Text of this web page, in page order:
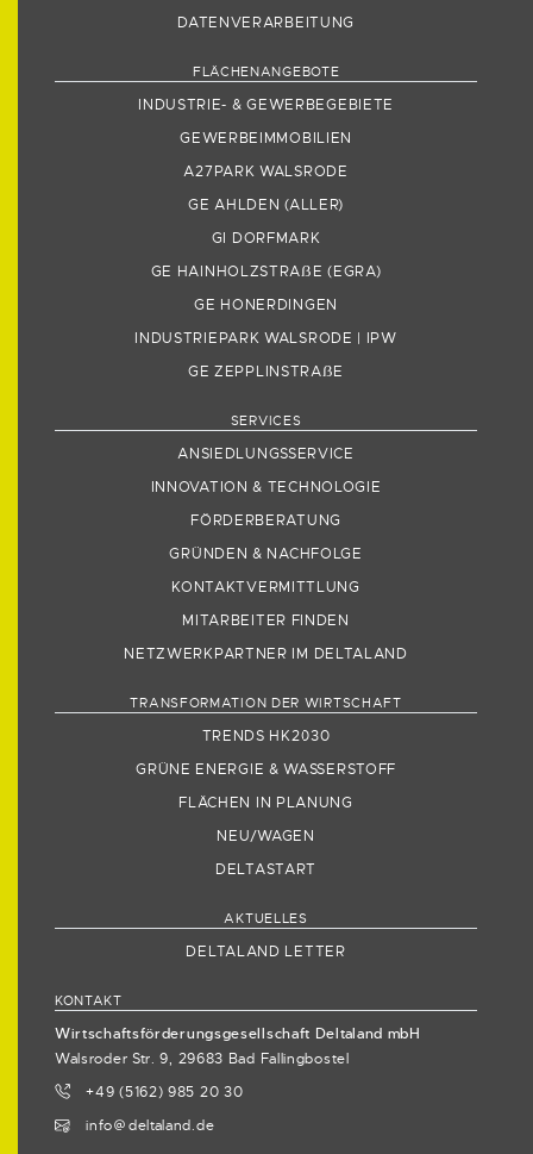
DATENVERARBEITUNG
FLÄCHENANGEBOTE
INDUSTRIE- & GEWERBEGEBIETE
GEWERBEIMMOBILIEN
A27PARK WALSRODE
GE AHLDEN (ALLER)
GI DORFMARK
GE HAINHOLZSTRAẞE (EGRA)
GE HONERDINGEN
INDUSTRIEPARK WALSRODE | IPW
GE ZEPPLINSTRAẞE
SERVICES
ANSIEDLUNGSSERVICE
INNOVATION & TECHNOLOGIE
FÖRDERBERATUNG
GRÜNDEN & NACHFOLGE
KONTAKTVERMITTLUNG
MITARBEITER FINDEN
NETZWERKPARTNER IM DELTALAND
TRANSFORMATION DER WIRTSCHAFT
TRENDS HK2030
GRÜNE ENERGIE & WASSERSTOFF
FLÄCHEN IN PLANUNG
NEU/WAGEN
DELTASTART
AKTUELLES
DELTALAND LETTER
KONTAKT
Wirtschaftsförderungsgesellschaft Deltaland mbH
Walsroder Str. 9, 29683 Bad Fallingbostel
+49 (5162) 985 20 30
info
deltaland.de